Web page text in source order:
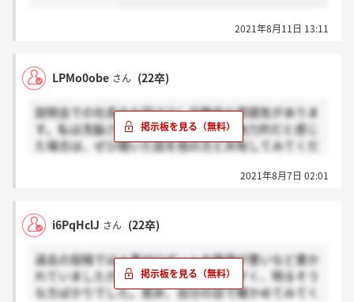
2021年8月11日 13:11
LPMo0obe さん (22卒)
説明会での社長のお話は少し宗教的な雰囲気がありま
す。私は洗脳されかかりました。話が魅力的だと感じ
た場合は、ぜひ聞いた話を他の方と共有してみてくだ
2021年8月7日 02:01
i6PqHclJ さん (22卒)
過去の投稿では人事がロボットや愛想が悪いなど書か
れていましたが、どの人事の方も話やすく、明るそう
な方ばかりでした。是非、自分の目で確かめてみてく